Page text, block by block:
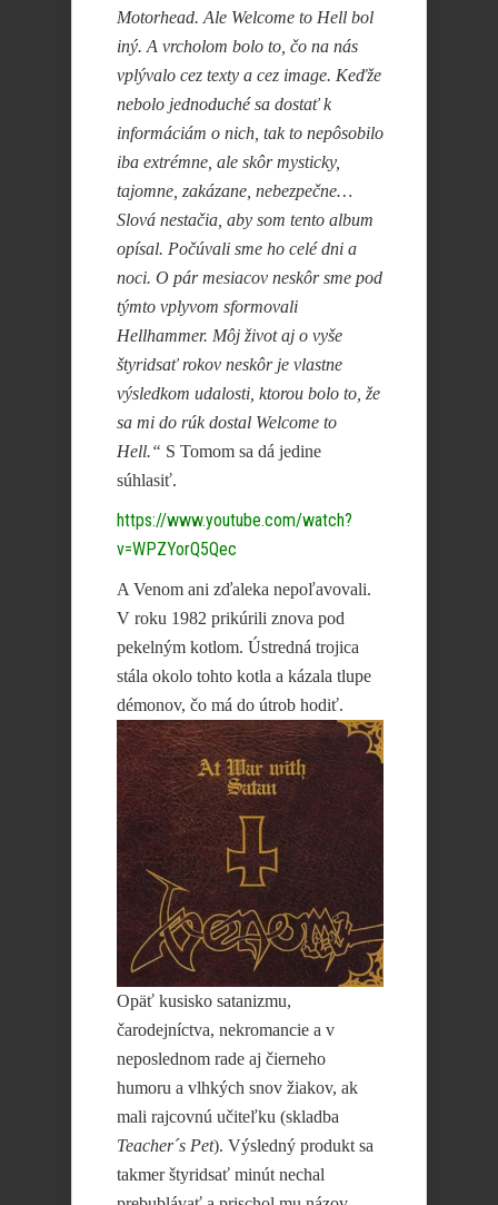
Motorhead. Ale Welcome to Hell bol
iný. A vrcholom bolo to, čo na nás
vplývalo cez texty a cez image. Keďže
nebolo jednoduché sa dostať k
informáciám o nich, tak to nepôsobilo
iba extrémne, ale skôr mysticky,
tajomne, zakázane, nebezpečne…
Slová nestačia, aby som tento album
opísal. Počúvali sme ho celé dni a
noci. O pár mesiacov neskôr sme pod
týmto vplyvom sformovali
Hellhammer. Môj život aj o vyše
štyridsať rokov neskôr je vlastne
výsledkom udalosti, ktorou bolo to, že
sa mi do rúk dostal Welcome to
Hell.“ S Tomom sa dá jedine
súhlasiť.
https://www.youtube.com/watch?
v=WPZYorQ5Qec
A Venom ani zďaleka nepoľavovali.
V roku 1982 prikúrili znova pod
pekelným kotlom. Ústredná trojica
stála okolo tohto kotla a kázala tlupe
démonov, čo má do útrob hodiť.
Opäť kusisko satanizmu,
čarodejníctva, nekromancie a v
neposlednom rade aj čierneho
humoru a vlhkých snov žiakov, ak
mali rajcovnú učiteľku (skladba
Teacher´s Pet). Výsledný produkt sa
takmer štyridsať minút nechal